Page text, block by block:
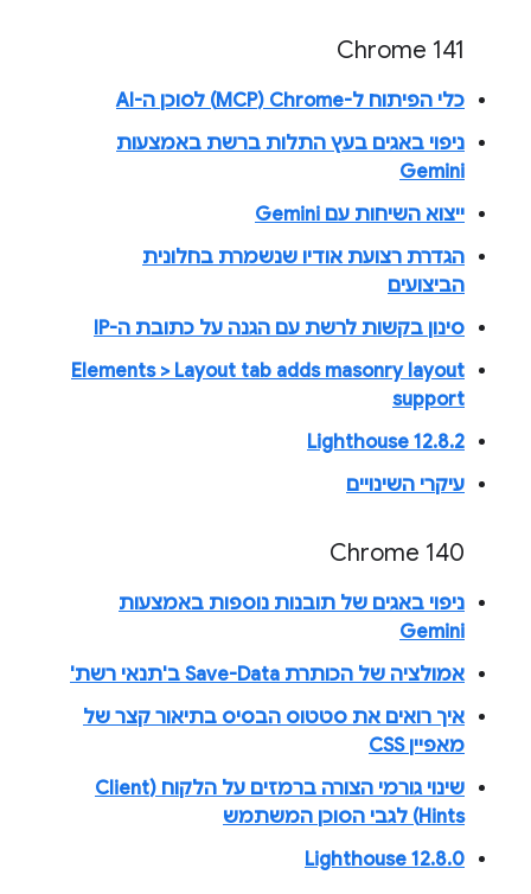
Chrome 141
כלי הפיתוח ל-Chrome‏ (MCP) לסוכן ה-AI
ניפוי באגים בעץ התלות ברשת באמצעות
Gemini
ייצוא השיחות עם Gemini
הגדרת רצועת אודיו שנשמרת בחלונית
הביצועים
סינון בקשות לרשת עם הגנה על כתובת ה-IP
Elements > Layout tab adds masonry layout
support
Lighthouse 12.8.2
עיקרי השינויים
Chrome 140
ניפוי באגים של תובנות נוספות באמצעות
Gemini
אמולציה של הכותרת Save-Data ב'תנאי רשת'
איך רואים את סטטוס הבסיס בתיאור קצר של
מאפיין CSS
שינוי גורמי הצורה ברמזים על הלקוח (Client
Hints) לגבי הסוכן המשתמש
Lighthouse 12.8.0